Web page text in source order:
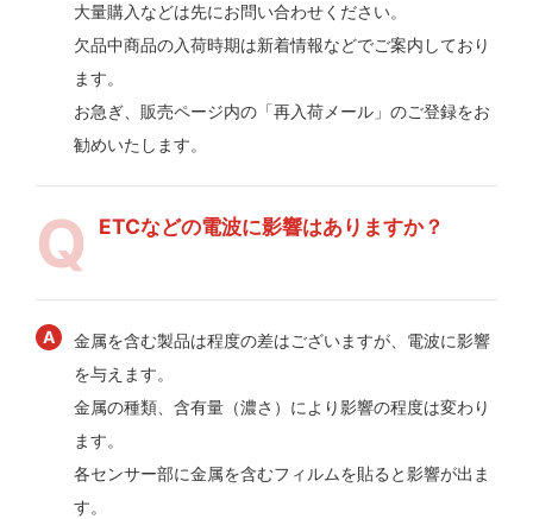
大量購入などは先にお問い合わせください。
欠品中商品の入荷時期は新着情報などでご案内しており
ます。
お急ぎ、販売ページ内の「再入荷メール」のご登録をお
勧めいたします。
ETCなどの電波に影響はありますか？
金属を含む製品は程度の差はございますが、電波に影響
を与えます。
金属の種類、含有量（濃さ）により影響の程度は変わり
ます。
各センサー部に金属を含むフィルムを貼ると影響が出ま
す。